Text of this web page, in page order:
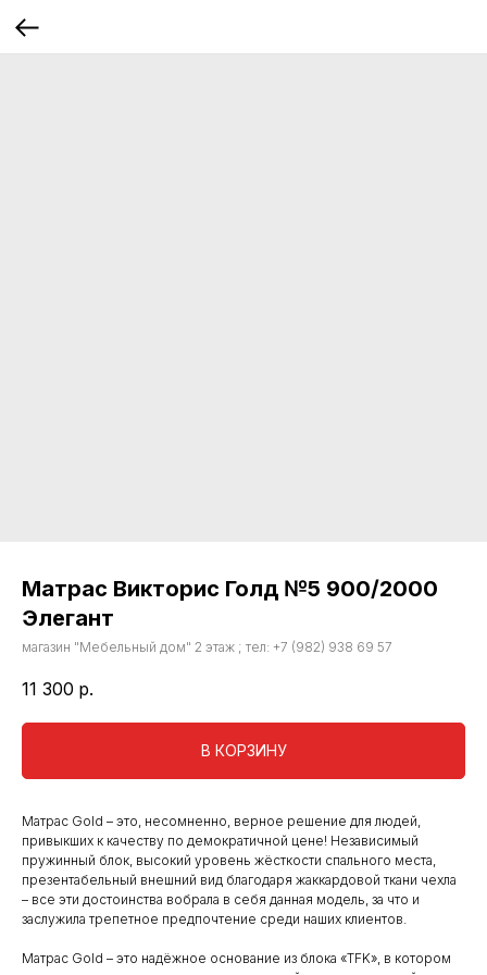
Матрас Викторис Голд №5 900/2000
Элегант
магазин "Мебельный дом" 2 этаж ; тел: +7 (982) 938 69 57
11 300 р.
В КОРЗИНУ
Матрас Gold – это, несомненно, верное решение для людей,
привыкших к качеству по демократичной цене! Независимый
пружинный блок, высокий уровень жёсткости спального места,
презентабельный внешний вид благодаря жаккардовой ткани чехла
– все эти достоинства вобрала в себя данная модель, за что и
заслужила трепетное предпочтение среди наших клиентов.
Матрас Gold – это надёжное основание из блока «TFK», в котором